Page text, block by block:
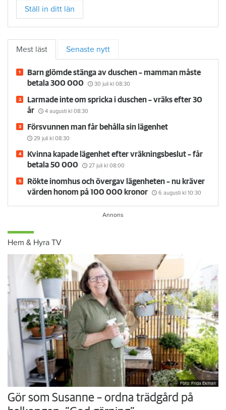
Ställ in ditt län
Mest läst Senaste nytt
Barn glömde stänga av duschen – mamman måste
betala 300 000
30 juli kl 08:30
Larmade inte om spricka i duschen – vräks efter 30
år
4 augusti kl 08:30
Försvunnen man får behålla sin lägenhet
29 juli kl 08:30
Kvinna kapade lägenhet efter vräkningsbeslut – får
betala 50 000
27 juli kl 08:00
Rökte inomhus och övergav lägenheten – nu kräver
värden honom på 100 000 kronor
6 augusti kl 10:30
Hem & Hyra TV
Foto: Frida Ekman
Gör som Susanne – ordna trädgård på